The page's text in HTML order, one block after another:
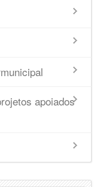
apoiados